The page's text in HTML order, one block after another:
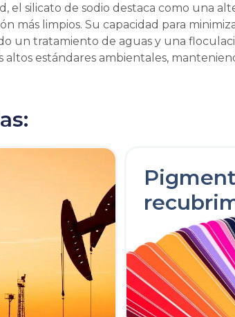
el silicato de sodio destaca como una
más limpios. Su capacidad para
un tratamiento de aguas y una
altos estándares ambientales,